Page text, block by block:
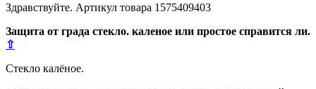
Здравствуйте. Артикул товара 1575409403
Защита от града стекло. каленое или простое справится ли.
⇧
Стекло калёное.